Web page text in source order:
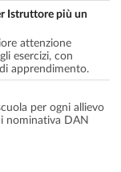
Istruttore più un
attenzione
esercizi, con
apprendimento.
per ogni allievo
nominativa DAN